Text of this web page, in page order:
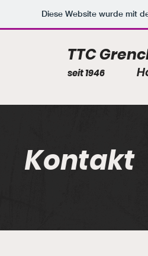
Diese Website wurde mit
TTC
seit 1946
Kontakt